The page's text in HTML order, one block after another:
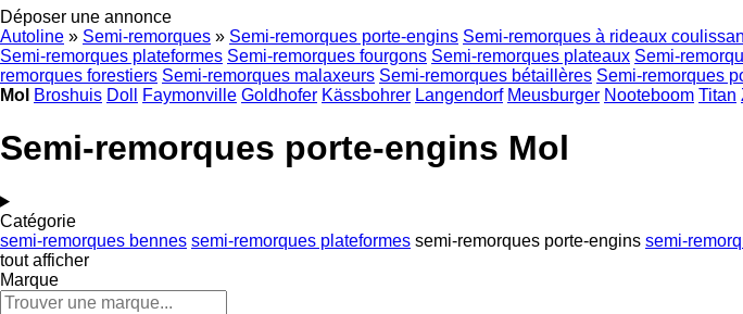
Déposer une annonce
Autoline » Semi-remorques » Semi-remorques porte-engins Semi-remorques à rideaux
Semi-remorques plateformes Semi-remorques fourgons Semi-remorques plateaux Semi-
remorques forestiers Semi-remorques malaxeurs Semi-remorques bétaillères Semi-remorques
Mol Broshuis Doll Faymonville Goldhofer Kässbohrer Langendorf Meusburger Nooteboom Titan
Semi-remorques porte-engins Mol
Catégorie
semi-remorques bennes semi-remorques plateformes semi-remorques porte-engins semi-
tout afficher
Marque